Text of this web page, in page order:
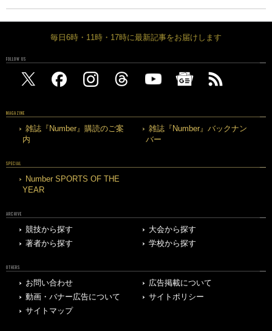
毎日6時・11時・17時に最新記事をお届けします
FOLLOW US
MAGAZINE
雑誌『Number』購読のご案
内
雑誌『Number』バックナン
バー
SPECIAL
Number SPORTS OF THE
YEAR
ARCHIVE
競技から探す
大会から探す
著者から探す
学校から探す
OTHERS
お問い合わせ
広告掲載について
動画・バナー広告について
サイトポリシー
サイトマップ